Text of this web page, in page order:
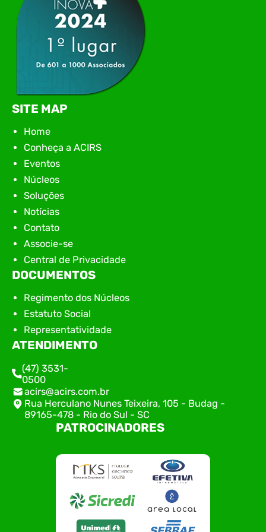
SITE MAP
Home
Conheça a ACIRS
Eventos
Núcleos
Soluções
Notícias
Contato
Associe-se
Central de Privacidade
DOCUMENTOS
Regimento dos Núcleos
Estatuto Social
Representatividade
ATENDIMENTO
(47) 3531-
0500
acirs@acirs.com.br
Rua Herculano Nunes Teixeira, 105 - Budag -
89165-478 - Rio do Sul - SC
PATROCINADORES